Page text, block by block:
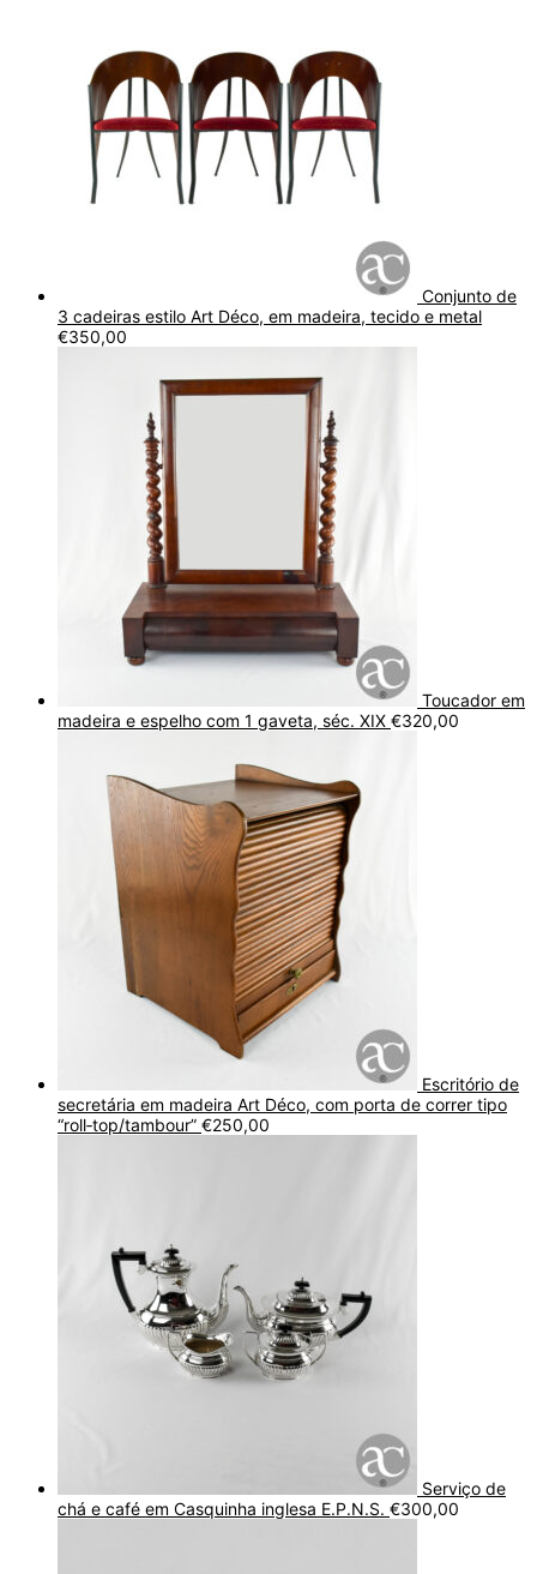
Conjunto de
3 cadeiras estilo Art Déco, em madeira, tecido e metal
€350,00
Toucador em
madeira e espelho com 1 gaveta, séc. XIX €320,00
Escritório de
secretária em madeira Art Déco, com porta de correr tipo
“roll‑top/tambour” €250,00
Serviço de
chá e café em Casquinha inglesa E.P.N.S. €300,00